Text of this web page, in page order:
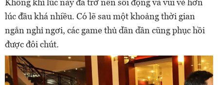
Không khí lúc này đã trở nên sôi động và vui vẻ hơn
lúc đầu khá nhiều. Có lẽ sau một khoảng thời gian
ngắn nghỉ ngơi, các game thủ dần dần cũng phục hồi
được đôi chút.